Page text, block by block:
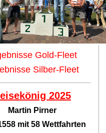
Gold-Fleet
Silber-Fleet
2025
Martin Pirner
mit 58 Wettfahrten